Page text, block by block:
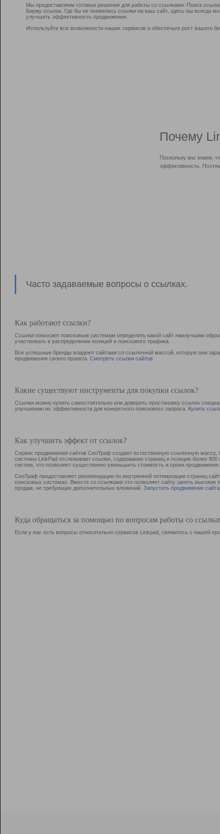
Мы предоставляем готовые решения для работы со ссылками: Поиск
Биржу ссылок. Где бы не появились ссылки на ваш сайт, здесь вы всегда
улучшить эффективность продвижения.
Используйте все возможности наших сервисов и обеспечьте рост вашего
Почему
Поскольку мы знаем,
эффективность.
Часто задаваемые вопросы о ссылках.
Как работают ссылки?
Ссылки помогают поисковым системам определить какой сайт наилучшим
участвовать в раcпределении позиций и поискового трафика.
Все успешные бренды владеют сайтами со ссылочной массой, которую они
продвижения своего проекта. Смотреть ссылки сайтов
Какие существуют инструменты для покупки ссылок?
Ссылки можно купить самостоятельно или доверить простановку ссылок
улучшению их эффективности для конкретного поискового запроса. Купить
Как улучшить эффект от ссылок?
Сервис продвижения сайтов СеоТраф создает естественную ссылочную
системы LinkPad отслеживает ссылки, содержание страниц и позиции более
систем, что позволяет существенно уменьшить стоимость и сроки продвижения.
СеоТраф предоставляет рекомендации по внутренней оптимизации страниц
поисковых системах. Вместе со ссылками это позволяет сайту занять
продаж, не требующих дополнительных вложений. Запустить продвижение сайта
Куда обращаться за помощью по вопросам работы со
Если у вас есть вопросы относительно сервисов Linkpad, свяжитесь с нашей